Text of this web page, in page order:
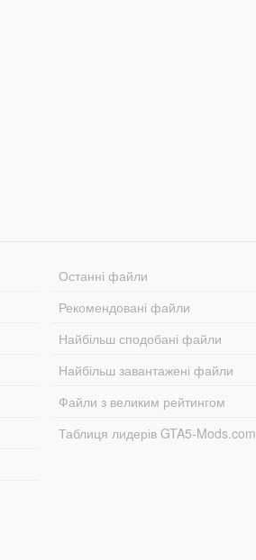
Останні файли
Рекомендовані файли
Найбільш сподобані файли
Найбільш завантажені файли
Файли з великим рейтингом
Таблиця лидерів GTA5-Mods.com